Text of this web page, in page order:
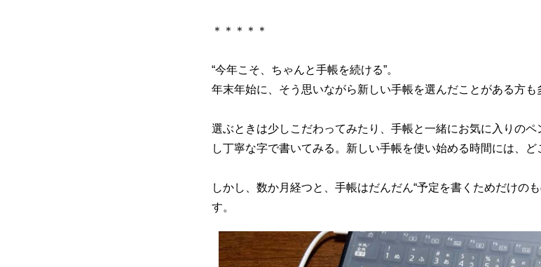
＊＊＊＊＊
“今年こそ、ちゃんと手帳を続ける”。
年末年始に、そう思いながら新しい手帳を選んだことがある方も
選ぶときは少しこだわってみたり、手帳と一緒にお気に入りの
し丁寧な字で書いてみる。新しい手帳を使い始める時間には、ど
しかし、数か月経つと、手帳はだんだん“予定を書くためだけの
す。